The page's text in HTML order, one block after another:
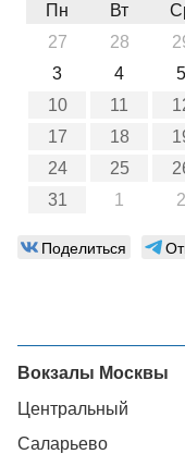
Пн
Вт
27
28
3
4 5
10
11
17
18
24
25
31
1 2
Поделиться
Вокзалы Москвы
Центральный
Саларьево